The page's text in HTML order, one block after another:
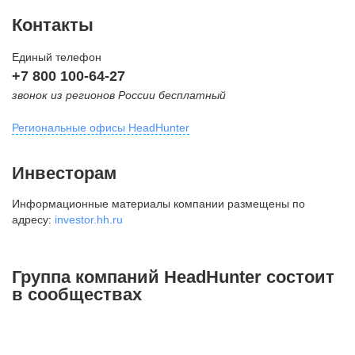
Контакты
Единый телефон
+7 800 100-64-27
звонок из регионов России бесплатный
Региональные офисы HeadHunter
внутригородская территория
Муниципальный округ Тверской,
2-я Брестская ул., д. 48,
+7 495 980-64-27
Инвесторам
Информационные материалы компании размещены по
адресу: investor.hh.ru
Группа компаний HeadHunter состоит
в сообществах